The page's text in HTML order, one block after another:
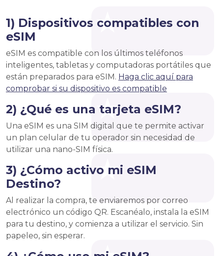
1) Dispositivos compatibles con
eSIM
eSIM es compatible con los últimos teléfonos
inteligentes, tabletas y computadoras portátiles que
están preparados para eSIM. Haga clic aquí para
comprobar si su dispositivo es compatible
2) ¿Qué es una tarjeta eSIM?
Una eSIM es una SIM digital que te permite activar
un plan celular de tu operador sin necesidad de
utilizar una nano-SIM física.
3) ¿Cómo activo mi eSIM
Destino?
Al realizar la compra, te enviaremos por correo
electrónico un código QR. Escanéalo, instala la eSIM
para tu destino, y comienza a utilizar el servicio. Sin
papeleo, sin esperar.